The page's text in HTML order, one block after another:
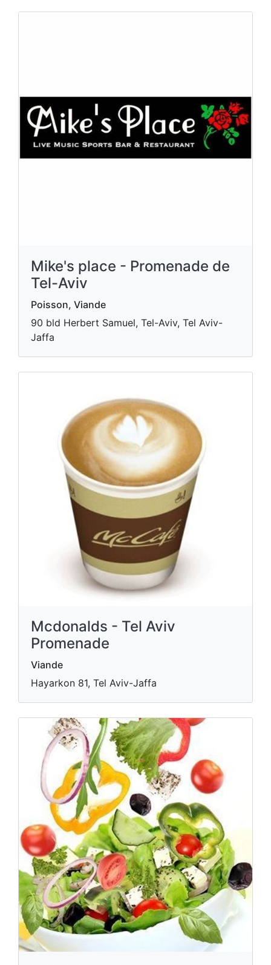
Mike's place - Promenade de
Tel-Aviv
Poisson, Viande
90 bld Herbert Samuel, Tel-Aviv, Tel Aviv-
Jaffa
Mcdonalds - Tel Aviv
Promenade
Viande
Hayarkon 81, Tel Aviv-Jaffa